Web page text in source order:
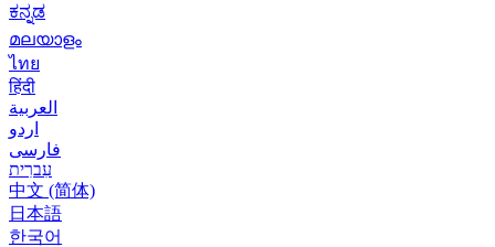
ಕನ್ನಡ
മലയാളം
ไทย
हिंदी
العربية
اردو
فارسی
עִברִית
中文 (简体)
日本語
한국어